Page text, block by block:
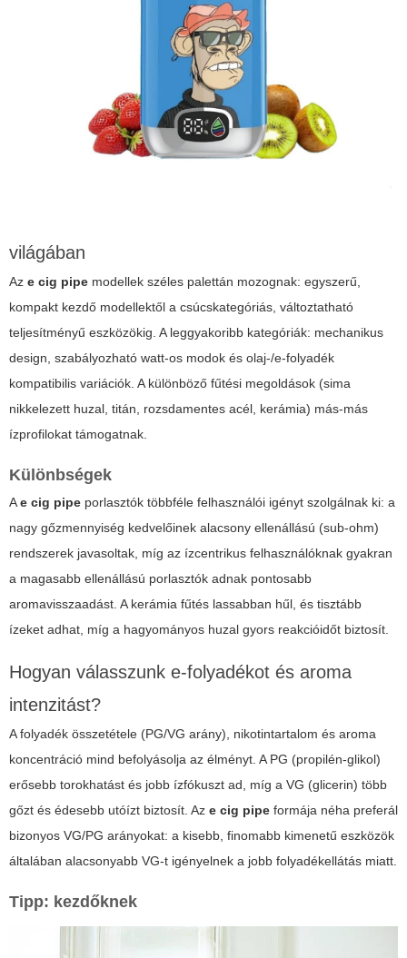
világában
Az e cig pipe modellek széles palettán mozognak: egyszerű,
kompakt kezdő modellektől a csúcskategóriás, változtatható
teljesítményű eszközökig. A leggyakoribb kategóriák: mechanikus
design, szabályozható watt-os modok és olaj-/e-folyadék
kompatibilis variációk. A különböző fűtési megoldások (sima
nikkelezett huzal, titán, rozsdamentes acél, kerámia) más-más
ízprofilokat támogatnak.
Különbségek
Ae cig pipe porlasztók többféle felhasználói igényt szolgálnak ki: a
nagy gőzmennyiség kedvelőinek alacsony ellenállású (sub-ohm)
rendszerek javasoltak, míg az ízcentrikus felhasználóknak gyakran
a magasabb ellenállású porlasztók adnak pontosabb
aromavisszaadást. A kerámia fűtés lassabban hűl, és tisztább
ízeket adhat, míg a hagyományos huzal gyors reakcióidőt biztosít.
Hogyan válasszunk e-folyadékot és aroma
intenzitást?
A folyadék összetétele (PG/VG arány), nikotintartalom és aroma
koncentráció mind befolyásolja az élményt. A PG (propilén-glikol)
erősebb torokhatást és jobb ízfókuszt ad, míg a VG (glicerin) több
gőzt és édesebb utóízt biztosít. Az e cig pipe formája néha preferál
bizonyos VG/PG arányokat: a kisebb, finomabb kimenetű eszközök
általában alacsonyabb VG-t igényelnek a jobb folyadékellátás miatt.
Tipp: kezdőknek